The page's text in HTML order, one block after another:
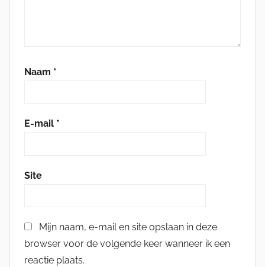
Naam *
E-mail *
Site
Mijn naam, e-mail en site opslaan in deze
browser voor de volgende keer wanneer ik een
reactie plaats.